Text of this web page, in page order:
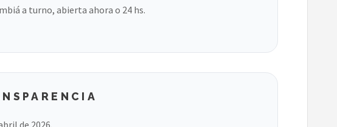
a turno, abierta ahora o 24 hs.
de 2026.